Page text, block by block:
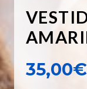
35,00€